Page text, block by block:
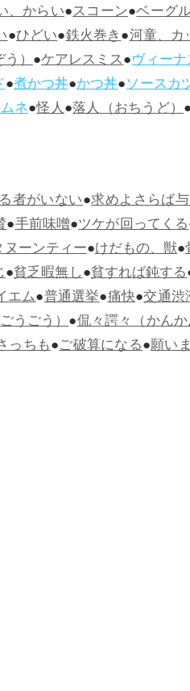
、からい●スコーン●ベーグ
●ひどい●鉄火巻き●河童、カ
う）●ケアレスミス●ヴィー
●煮かつ丼●かつ丼●ソースカ
ネ●怪人●落人（おちうど）
者がいない●求めよさらば
●手前味噌●ツケが回ってくる
ーンティー●けだもの、獣●
●貧乏暇無し●貧すれば鈍する
エム●普通選挙●痛快●交通渋
うごう）●侃々諤々（かん
っちも●ご破算になる●願い